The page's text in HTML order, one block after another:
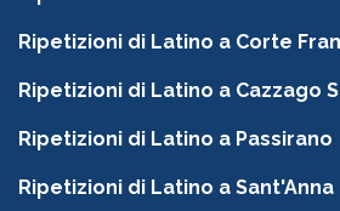
Ripetizioni di Latino a Corte
Ripetizioni di Latino a Cazzago
Ripetizioni di Latino a Passirano
Ripetizioni di Latino a Sant'Anna